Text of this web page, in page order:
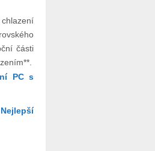
části
PC s
Nejlepší